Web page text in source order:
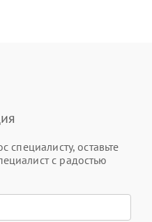
специалисту, оставьте
с радостью